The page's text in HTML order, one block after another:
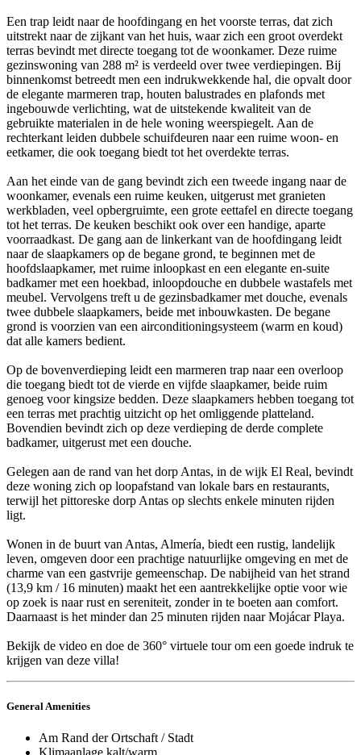
Een trap leidt naar de hoofdingang en het voorste terras, dat zich
uitstrekt naar de zijkant van het huis, waar zich een groot overdekt
terras bevindt met directe toegang tot de woonkamer. Deze ruime
gezinswoning van 288 m² is verdeeld over twee verdiepingen. Bij
binnenkomst betreedt men een indrukwekkende hal, die opvalt door
de elegante marmeren trap, houten balustrades en plafonds met
ingebouwde verlichting, wat de uitstekende kwaliteit van de
gebruikte materialen in de hele woning weerspiegelt. Aan de
rechterkant leiden dubbele schuifdeuren naar een ruime woon- en
eetkamer, die ook toegang biedt tot het overdekte terras.
Aan het einde van de gang bevindt zich een tweede ingang naar de
woonkamer, evenals een ruime keuken, uitgerust met granieten
werkbladen, veel opbergruimte, een grote eettafel en directe toegang
tot het terras. De keuken beschikt ook over een handige, aparte
voorraadkast. De gang aan de linkerkant van de hoofdingang leidt
naar de slaapkamers op de begane grond, te beginnen met de
hoofdslaapkamer, met ruime inloopkast en een elegante en-suite
badkamer met een hoekbad, inloopdouche en dubbele wastafels met
meubel. Vervolgens treft u de gezinsbadkamer met douche, evenals
twee dubbele slaapkamers, beide met inbouwkasten. De begane
grond is voorzien van een airconditioningsysteem (warm en koud)
dat alle kamers bedient.
Op de bovenverdieping leidt een marmeren trap naar een overloop
die toegang biedt tot de vierde en vijfde slaapkamer, beide ruim
genoeg voor kingsize bedden. Deze slaapkamers hebben toegang tot
een terras met prachtig uitzicht op het omliggende platteland.
Bovendien bevindt zich op deze verdieping de derde complete
badkamer, uitgerust met een douche.
Gelegen aan de rand van het dorp Antas, in de wijk El Real, bevindt
deze woning zich op loopafstand van lokale bars en restaurants,
terwijl het pittoreske dorp Antas op slechts enkele minuten rijden
ligt.
Wonen in de buurt van Antas, Almería, biedt een rustig, landelijk
leven, omgeven door een prachtige natuurlijke omgeving en met de
charme van een gastvrije gemeenschap. De nabijheid van het strand
(13,9 km / 16 minuten) maakt het een aantrekkelijke optie voor wie
op zoek is naar rust en sereniteit, zonder in te boeten aan comfort.
Daarnaast is het minder dan 25 minuten rijden naar Mojácar Playa.
Bekijk de video en doe de 360° virtuele tour om een goede indruk te
krijgen van deze villa!
General Amenities
Am Rand der Ortschaft / Stadt